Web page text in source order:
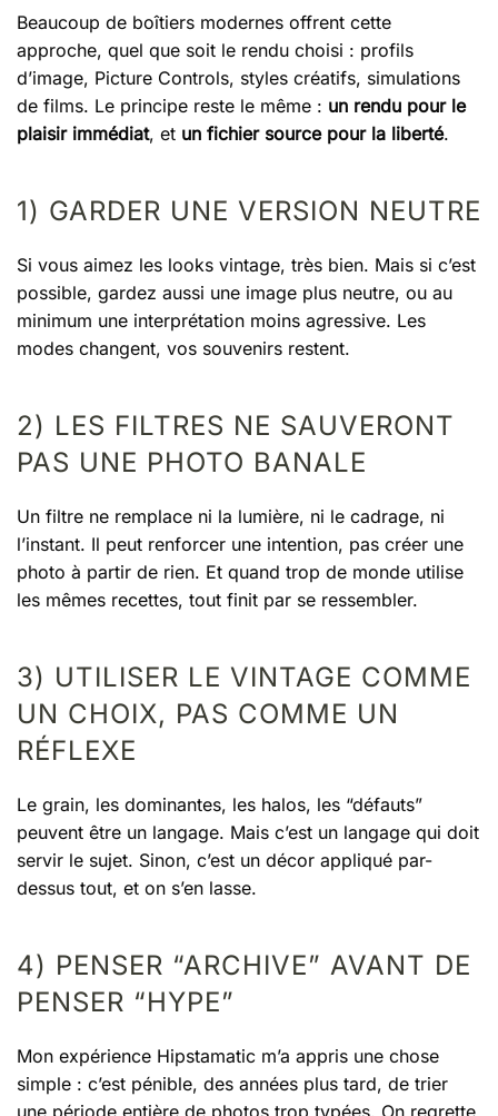
Beaucoup de boîtiers modernes offrent cette
approche, quel que soit le rendu choisi : profils
d’image, Picture Controls, styles créatifs, simulations
de films. Le principe reste le même : un rendu pour le
plaisir immédiat, et un fichier source pour la liberté.
1) GARDER UNE VERSION NEUTRE
Si vous aimez les looks vintage, très bien. Mais si c’est
possible, gardez aussi une image plus neutre, ou au
minimum une interprétation moins agressive. Les
modes changent, vos souvenirs restent.
2) LES FILTRES NE SAUVERONT
PAS UNE PHOTO BANALE
Un filtre ne remplace ni la lumière, ni le cadrage, ni
l’instant. Il peut renforcer une intention, pas créer une
photo à partir de rien. Et quand trop de monde utilise
les mêmes recettes, tout finit par se ressembler.
3) UTILISER LE VINTAGE COMME
UN CHOIX, PAS COMME UN
RÉFLEXE
Le grain, les dominantes, les halos, les “défauts”
peuvent être un langage. Mais c’est un langage qui doit
servir le sujet. Sinon, c’est un décor appliqué par-
dessus tout, et on s’en lasse.
4) PENSER “ARCHIVE” AVANT DE
PENSER “HYPE”
Mon expérience Hipstamatic m’a appris une chose
simple : c’est pénible, des années plus tard, de trier